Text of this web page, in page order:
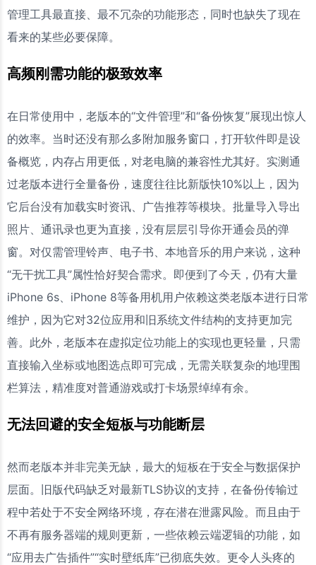
管理工具最直接、最不冗杂的功能形态，同时也缺失了现在
看来的某些必要保障。
高频刚需功能的极致效率
在日常使用中，老版本的“文件管理”和“备份恢复”展现出惊人
的效率。当时还没有那么多附加服务窗口，打开软件即是设
备概览，内存占用更低，对老电脑的兼容性尤其好。实测通
过老版本进行全量备份，速度往往比新版快10%以上，因为
它后台没有加载实时资讯、广告推荐等模块。批量导入导出
照片、通讯录也更为直接，没有层层引导你开通会员的弹
窗。对仅需管理铃声、电子书、本地音乐的用户来说，这种
“无干扰工具”属性恰好契合需求。即便到了今天，仍有大量
iPhone 6s、iPhone 8等备用机用户依赖这类老版本进行日常
维护，因为它对32位应用和旧系统文件结构的支持更加完
善。此外，老版本在虚拟定位功能上的实现也更轻量，只需
直接输入坐标或地图选点即可完成，无需关联复杂的地理围
栏算法，精准度对普通游戏或打卡场景绰绰有余。
无法回避的安全短板与功能断层
然而老版本并非完美无缺，最大的短板在于安全与数据保护
层面。旧版代码缺乏对最新TLS协议的支持，在备份传输过
程中若处于不安全网络环境，存在潜在泄露风险。而且由于
不再有服务器端的规则更新，一些依赖云端逻辑的功能，如
“应用去广告插件”“实时壁纸库”已彻底失效。更令人头疼的